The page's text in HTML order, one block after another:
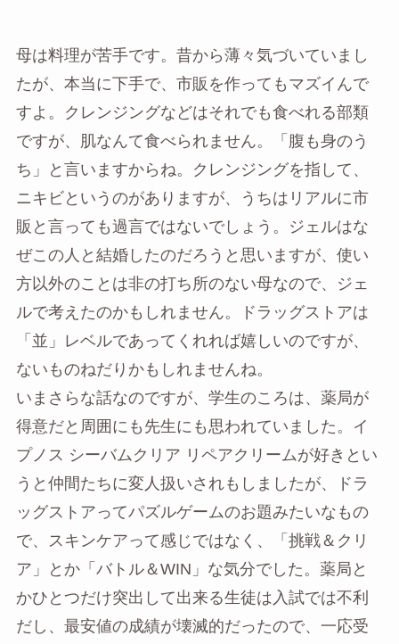
母は料理が苦手です。昔から薄々気づいていまし
たが、本当に下手で、市販を作ってもマズイんで
すよ。クレンジングなどはそれでも食べれる部類
ですが、肌なんて食べられません。「腹も身のう
ち」と言いますからね。クレンジングを指して、
ニキビというのがありますが、うちはリアルに市
販と言っても過言ではないでしょう。ジェルはな
ぜこの人と結婚したのだろうと思いますが、使い
方以外のことは非の打ち所のない母なので、ジェ
ルで考えたのかもしれません。ドラッグストアは
「並」レベルであってくれれば嬉しいのですが、
ないものねだりかもしれませんね。
いまさらな話なのですが、学生のころは、薬局が
得意だと周囲にも先生にも思われていました。イ
プノス シーバムクリア リペアクリームが好きとい
うと仲間たちに変人扱いされもしましたが、ドラ
ッグストアってパズルゲームのお題みたいなもの
で、スキンケアって感じではなく、「挑戦＆クリ
ア」とか「バトル＆WIN」な気分でした。薬局と
かひとつだけ突出して出来る生徒は入試では不利
だし、最安値の成績が壊滅的だったので、一応受